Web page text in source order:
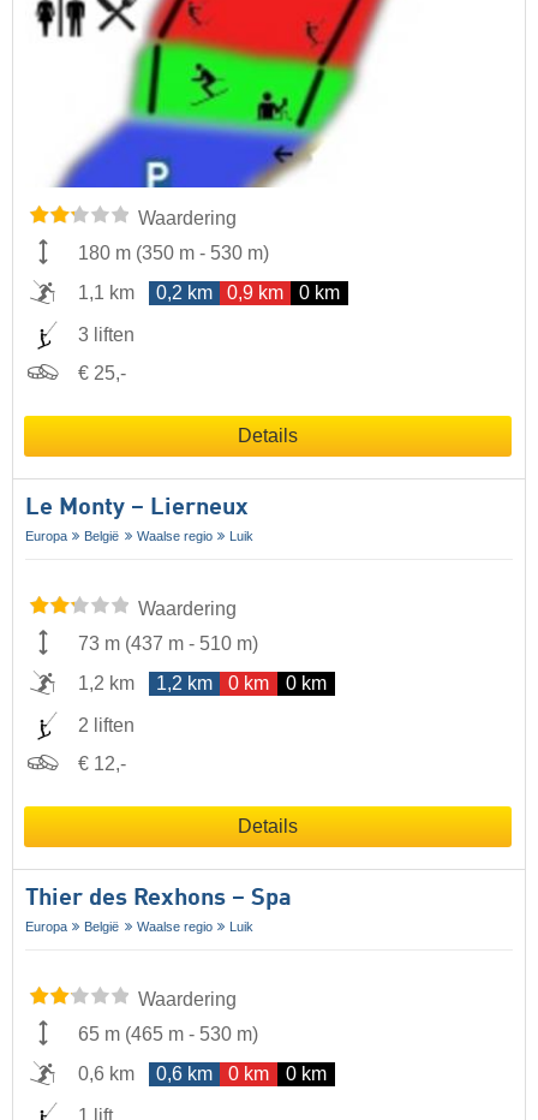
Waardering
180 m (350 m - 530 m)
1,1 km
0,2 km 0,9 km 0 km
3 liften
€ 25,-
Details
Le Monty – Lierneux
Europa België Waalse regio Luik
Waardering
73 m (437 m - 510 m)
1,2 km
1,2 km 0 km 0 km
2 liften
€ 12,-
Details
Thier des Rexhons – Spa
Europa België Waalse regio Luik
Waardering
65 m (465 m - 530 m)
0,6 km
0,6 km 0 km 0 km
1 lift